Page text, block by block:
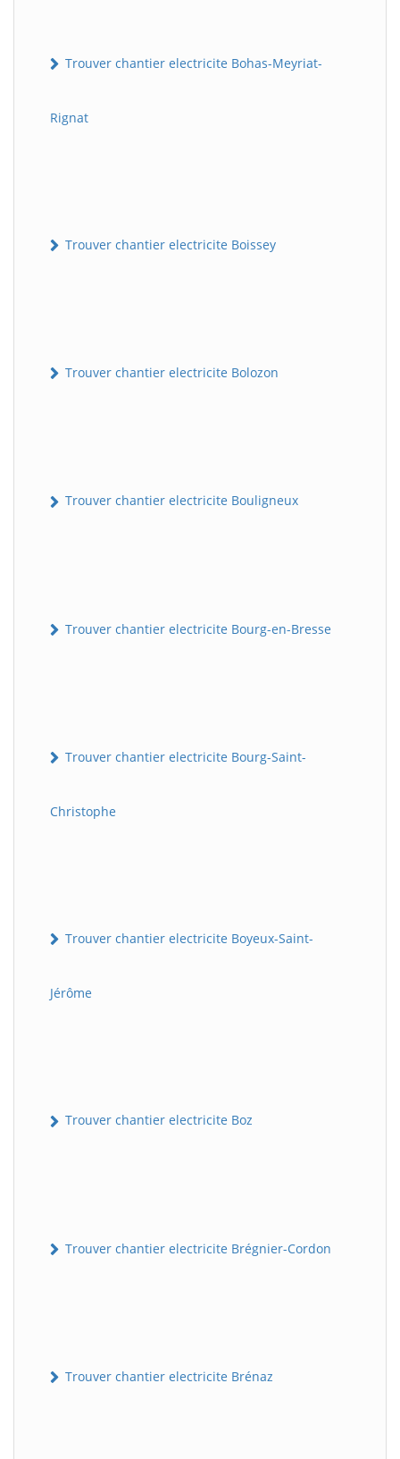
Trouver chantier electricite Bohas-Meyriat-
Rignat
Trouver chantier electricite Boissey
Trouver chantier electricite Bolozon
Trouver chantier electricite Bouligneux
Trouver chantier electricite Bourg-en-Bresse
Trouver chantier electricite Bourg-Saint-
Christophe
Trouver chantier electricite Boyeux-Saint-
Jérôme
Trouver chantier electricite Boz
Trouver chantier electricite Brégnier-Cordon
Trouver chantier electricite Brénaz